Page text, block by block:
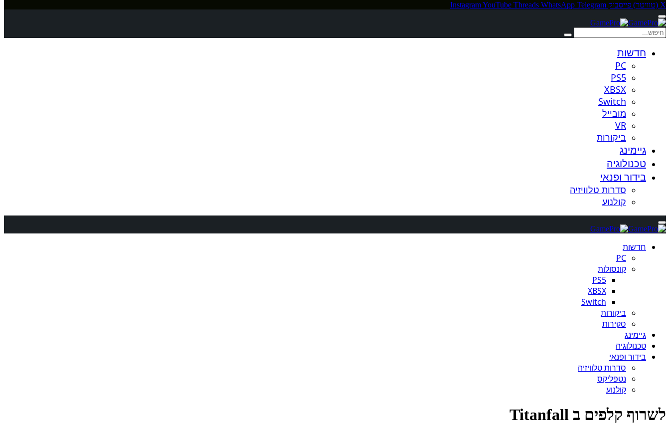
X (טוויטר) פייסבוק InstagramYouTube Threads WhatsApp Telegram
חדשות
PC
PS5
XBSX
Switch
מובייל
VR
ביקורות
גיימינג
טכנולוגיה
בידור ופנאי
סדרות טלוויזיה
קולנוע
חדשות
PC
קונסולות
PS5
XBSX
Switch
ביקורות
סקירות
גיימינג
טכנולוגיה
בידור ופנאי
סדרות טלוויזיה
נטפליקס
קולנוע
לשרוף קלפים ב Titanfall